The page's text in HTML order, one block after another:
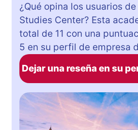
¿Qué opina los usuarios de
Studies Center? Esta
total de 11 con una
5 en su perfil de empresa
Dejar una reseña en su